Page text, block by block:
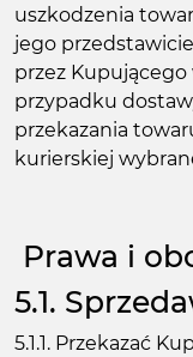
uszkodzenia
jego
przez
przypadku
przekazania
kurierskiej
Prawa i
5.1.
5.1.1. Przekazać